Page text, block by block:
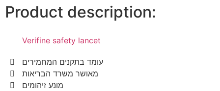
Product description:
Verifine safety lancet
עומד בתקנים המחמירים
מאושר משרד הבריאות
מונע זיהומים